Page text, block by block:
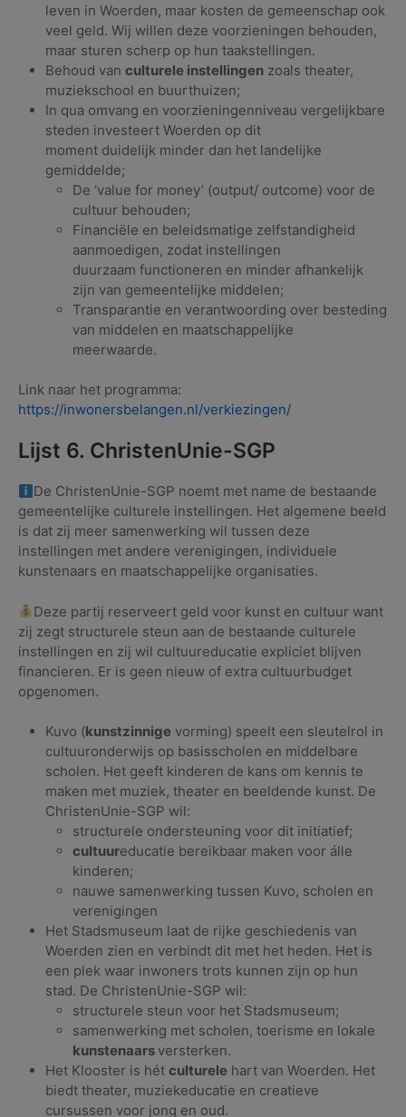
leven in Woerden, maar kosten de gemeenschap ook
veel geld. Wij willen deze voorzieningen behouden,
maar sturen scherp op hun taakstellingen.
Behoud van culturele instellingen zoals theater,
muziekschool en buurthuizen;
In qua omvang en voorzieningenniveau vergelijkbare
steden investeert Woerden op dit
moment duidelijk minder dan het landelijke
gemiddelde;
De ‘value for money’ (output/ outcome) voor de
cultuur behouden;
Financiële en beleidsmatige zelfstandigheid
aanmoedigen, zodat instellingen
duurzaam functioneren en minder afhankelijk
zijn van gemeentelijke middelen;
Transparantie en verantwoording over besteding
van middelen en maatschappelijke
meerwaarde.
Link naar het programma:
https://inwonersbelangen.nl/verkiezingen/
Lijst 6. ChristenUnie-SGP
De ChristenUnie-SGP noemt met name de bestaande
gemeentelijke culturele instellingen. Het algemene beeld
is dat zij meer samenwerking wil tussen deze
instellingen met andere verenigingen, individuele
kunstenaars en maatschappelijke organisaties.
Deze partij reserveert geld voor kunst en cultuur want
zij zegt structurele steun aan de bestaande culturele
instellingen en zij wil cultuureducatie expliciet blijven
financieren. Er is geen nieuw of extra cultuurbudget
opgenomen.
Kuvo (kunstzinnige vorming) speelt een sleutelrol in
cultuuronderwijs op basisscholen en middelbare
scholen. Het geeft kinderen de kans om kennis te
maken met muziek, theater en beeldende kunst. De
ChristenUnie-SGP wil:
structurele ondersteuning voor dit initiatief;
cultuureducatie bereikbaar maken voor álle
kinderen;
nauwe samenwerking tussen Kuvo, scholen en
verenigingen
Het Stadsmuseum laat de rijke geschiedenis van
Woerden zien en verbindt dit met het heden. Het is
een plek waar inwoners trots kunnen zijn op hun
stad. De ChristenUnie-SGP wil:
structurele steun voor het Stadsmuseum;
samenwerking met scholen, toerisme en lokale
kunstenaars versterken.
Het Klooster is hét culturele hart van Woerden. Het
biedt theater, muziekeducatie en creatieve
cursussen voor jong en oud.